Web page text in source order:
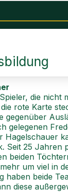
die nicht
rote Karte
gegenüber
gelegenen
Hagelschauer
Seit 25 Jahren
beiden
um viel in
haben beide
diese